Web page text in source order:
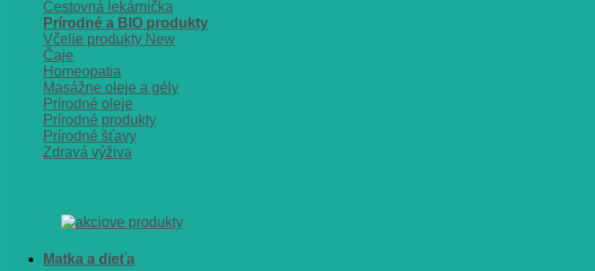
Cestovná lekárnička
Prírodné a BIO produkty
Včelie produkty
Čaje
Homeopatia
Masážne oleje a gély
Prírodné oleje
Prírodné produkty
Prírodné šťavy
Zdravá výživa
Matka a dieťa